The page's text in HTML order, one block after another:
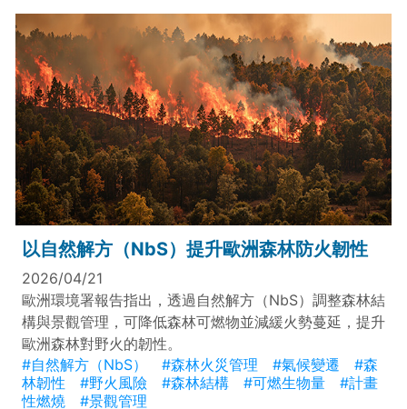
以自然解方（NbS）提升歐洲森林防火韌性
2026/04/21
歐洲環境署報告指出，透過自然解方（NbS）調整森林結
構與景觀管理，可降低森林可燃物並減緩火勢蔓延，提升
歐洲森林對野火的韌性。
#自然解方（NbS）
#森林火災管理 #氣候變遷
#森
林韌性
#野火風險 #森林結構 #可燃生物量
#計畫
性燃燒
#景觀管理